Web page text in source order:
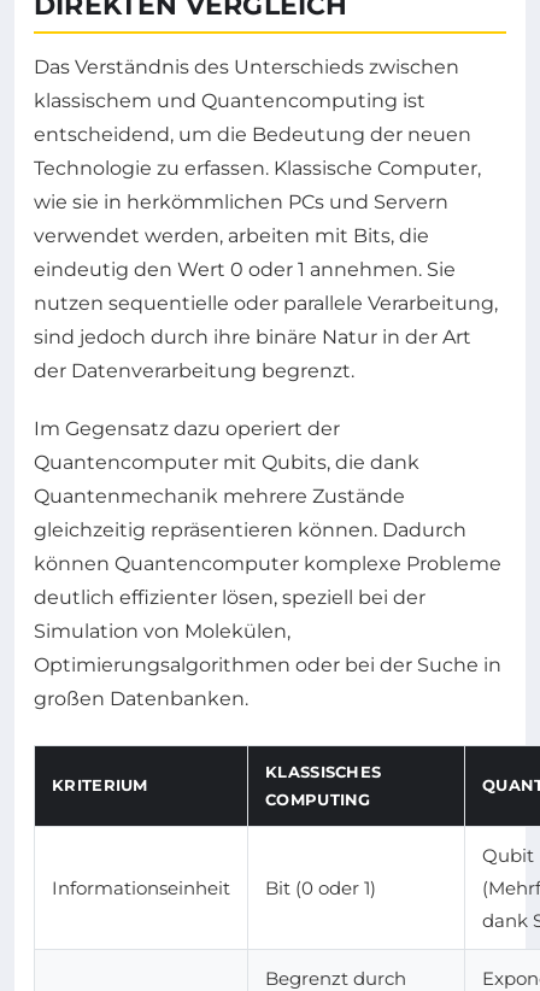
Das Verständnis des Unterschieds zwischen
klassischem und Quantencomputing ist
entscheidend, um die Bedeutung der neuen
Technologie zu erfassen. Klassische Computer,
wie sie in herkömmlichen PCs und Servern
verwendet werden, arbeiten mit Bits, die
eindeutig den Wert 0 oder 1 annehmen. Sie
nutzen sequentielle oder parallele Verarbeitung,
sind jedoch durch ihre binäre Natur in der Art
der Datenverarbeitung begrenzt.
Im Gegensatz dazu operiert der
Quantencomputer mit Qubits, die dank
Quantenmechanik mehrere Zustände
gleichzeitig repräsentieren können. Dadurch
können Quantencomputer komplexe Probleme
deutlich effizienter lösen, speziell bei der
Simulation von Molekülen,
Optimierungsalgorithmen oder bei der Suche in
großen Datenbanken.
KRITERIUM
KLASSISCHES
COMPUTING
Informationseinheit Bit (0 oder 1)
Qubit
dank
Begrenzt durch